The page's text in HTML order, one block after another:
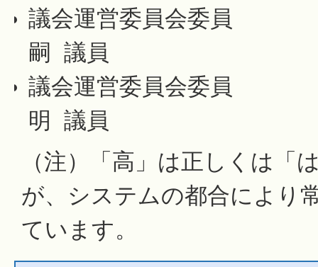
議会運営委員会委
嗣 議員
議会運営委員会
明 議員
（注）「高」は正しくは「
が、システムの都合により
ています。